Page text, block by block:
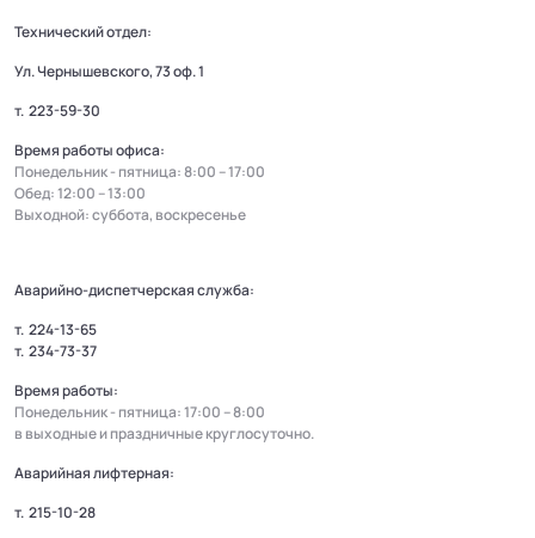
Технический отдел:
Ул. Чернышевского, 73 оф. 1
т. 223-59-30
Время работы офиса:
Понедельник - пятница: 8:00 – 17:00
Обед: 12:00 – 13:00
Выходной: суббота, воскресенье
Аварийно-диспетчерская служба:
т. 224-13-65
т. 234-73-37
Время работы:
Понедельник - пятница: 17:00 – 8:00
в выходные и праздничные круглосуточно.
Аварийная лифтерная:
т. 215-10-28